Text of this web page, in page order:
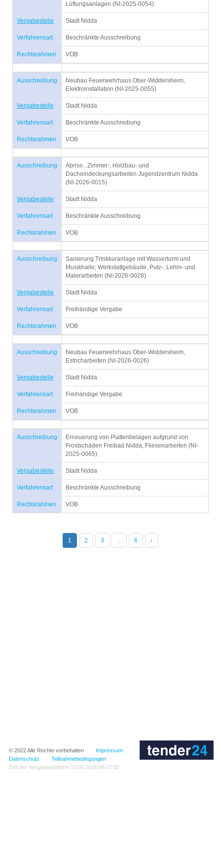
Lüftungsanlagen (NI-2025-0054)
Vergabestelle Stadt Nidda
Verfahrensart Beschränkte Ausschreibung
Rechtsrahmen VOB
Ausschreibung
Neubau Feuerwehrhaus Ober-Widdersheim,
Elektroinstallation (NI-2025-0055)
Vergabestelle Stadt Nidda
Verfahrensart Beschränkte Ausschreibung
Rechtsrahmen VOB
Ausschreibung
Abriss-, Zimmer-, Holzbau- und
Dacheindeckungsarbeiten Jugendzentrum Nidda
(NI-2026-0015)
Vergabestelle Stadt Nidda
Verfahrensart Beschränkte Ausschreibung
Rechtsrahmen VOB
Ausschreibung
Sanierung Trinkkuranlage mit Wasserturm und
Musikhalle; Werkstattgebäude, Putz-, Lehm- und
Malerarbeiten (NI-2026-0028)
Vergabestelle Stadt Nidda
Verfahrensart Freihändige Vergabe
Rechtsrahmen VOB
Ausschreibung
Neubau Feuerwehrhaus Ober-Widdersheim,
Estricharbeiten (NI-2026-0026)
Vergabestelle Stadt Nidda
Verfahrensart Freihändige Vergabe
Rechtsrahmen VOB
Ausschreibung
Erneuerung von Plattenbelägen aufgrund von
Frostschäden Freibad Nidda, Fliesenarbeiten (NI-
2025-0065)
Vergabestelle Stadt Nidda
Verfahrensart Beschränkte Ausschreibung
Rechtsrahmen VOB
1 2 3 ... 6 ›
© 2022Alle Rechte vorbehalten
Impressum
Datenschutz
Teilnahmebedingungen
Zeit der Vergabeplattform 10.08.2026 06:07:02